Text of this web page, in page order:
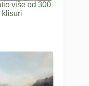
više od 300
klisuri